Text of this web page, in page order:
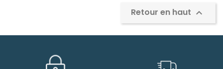
Retour en haut 